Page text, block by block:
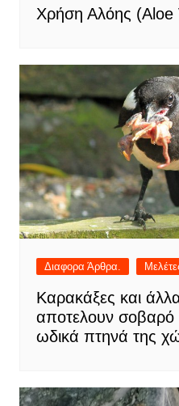
Χρήση Αλόης (Aloe
Διαφορα Άρθρα.
Καρακάξες και
αποτελουν σοβαρό
ωδικά πτηνά της